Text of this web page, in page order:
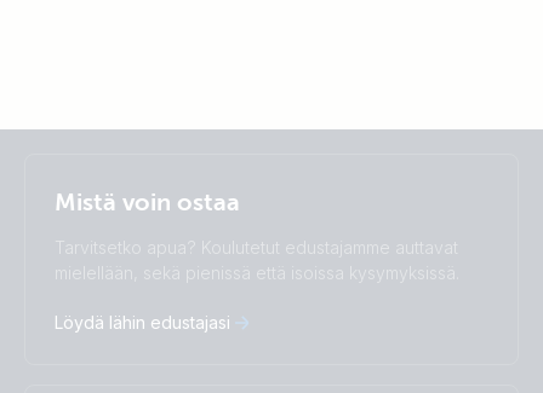
Suomalainen
Change language
Čeština
Dansk
Español
Mistä voin ostaa
Tarvitsetko apua? Koulutetut edustajamme auttavat
mielellään, sekä pienissä että isoissa kysymyksissä.
Löydä lähin edustajasi